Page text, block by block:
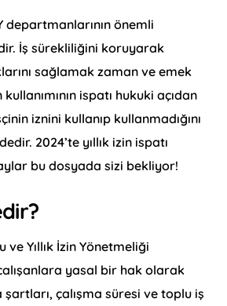
departmanlarının önemli
İş sürekliliğini koruyarak
sağlamak zaman ve emek
ispatı hukuki açıdan
iznini kullanıp kullanmadığını
2024’te yıllık izin ispatı
bu dosyada sizi bekliyor!
ve Yıllık İzin Yönetmeliği
yasal bir hak olarak
şartları, çalışma süresi ve toplu iş